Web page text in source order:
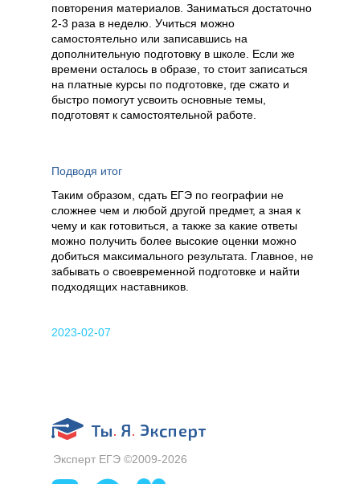
2023-02-07
повторения материалов. Заниматься достаточно
2-3 раза в неделю. Учиться можно
самостоятельно или записавшись на
дополнительную подготовку в школе. Если же
времени осталось в образе, то стоит записаться
на платные курсы по подготовке, где сжато и
быстро помогут усвоить основные темы,
подготовят к самостоятельной работе.
Подводя итог
Таким образом, сдать ЕГЭ по географии не
сложнее чем и любой другой предмет, а зная к
чему и как готовиться, а также за какие ответы
можно получить более высокие оценки можно
добиться максимального результата. Главное, не
забывать о своевременной подготовке и найти
подходящих наставников.
Эксперт ЕГЭ ©2009-2026